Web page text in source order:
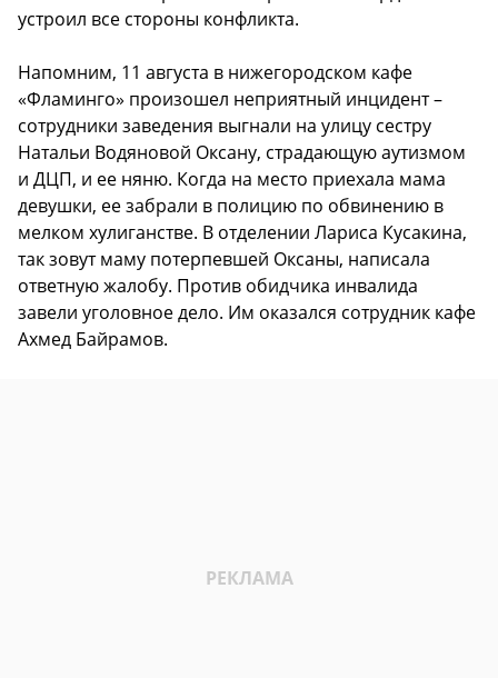
устроил все стороны конфликта.
Напомним, 11 августа в нижегородском кафе
«Фламинго» произошел неприятный инцидент –
сотрудники заведения выгнали на улицу сестру
Натальи Водяновой Оксану, страдающую аутизмом
и ДЦП, и ее няню. Когда на место приехала мама
девушки, ее забрали в полицию по обвинению в
мелком хулиганстве. В отделении Лариса Кусакина,
так зовут маму потерпевшей Оксаны, написала
ответную жалобу. Против обидчика инвалида
завели уголовное дело. Им оказался сотрудник кафе
Ахмед Байрамов.